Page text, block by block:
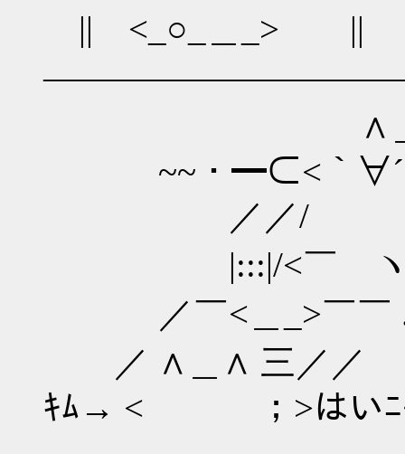
|| <_○_＿_>
∧＿∧キム
~~・━⊂<｀
／／/ ノ::
|:::|/<￣ ヽノ
／￣<＿_>￣￣
／ ∧＿∧ 三／
ｷﾑ→ < ；>は